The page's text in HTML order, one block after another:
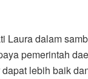
Laura dalam
pemerintah
lebih baik